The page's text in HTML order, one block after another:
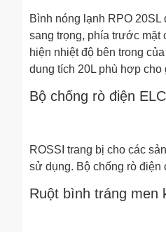
Bình nóng lạnh RPO
sang trọng, phía trước mặt
hiện nhiệt độ bên trong
dung tích 20L phù hợp cho
Bộ chống rò điện
ROSSI trang bị cho các
sử dụng. Bộ chống rò điện
Ruột bình tráng men